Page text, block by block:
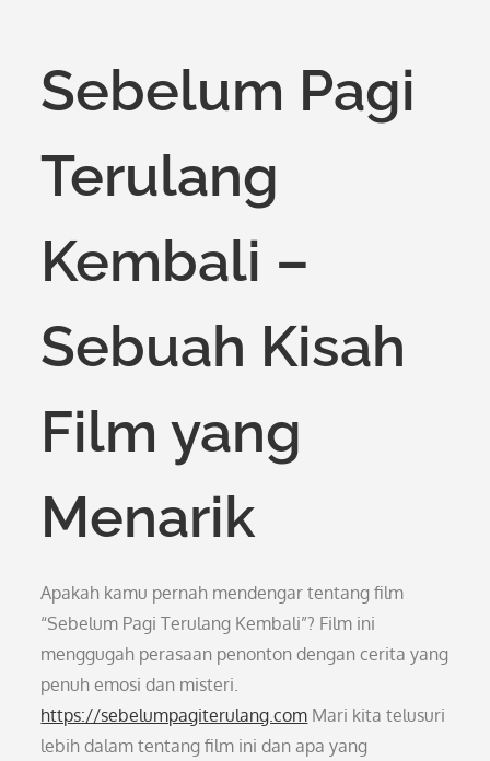
Sebelum Pagi
Terulang
Kembali –
Sebuah Kisah
Film yang
Menarik
Apakah kamu pernah mendengar tentang film
“Sebelum Pagi Terulang Kembali”? Film ini
menggugah perasaan penonton dengan cerita yang
penuh emosi dan misteri.
https://sebelumpagiterulang.com Mari kita telusuri
lebih dalam tentang film ini dan apa yang